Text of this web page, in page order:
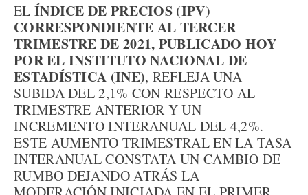
EL ÍNDICE DE PRECIOS (IPV)
CORRESPONDIENTE AL TERCER
TRIMESTRE DE 2021, PUBLICADO HOY
POR EL INSTITUTO NACIONAL DE
ESTADÍSTICA (INE), REFLEJA UNA
SUBIDA DEL 2,1% CON RESPECTO AL
TRIMESTRE ANTERIOR Y UN
INCREMENTO INTERANUAL DEL 4,2%.
ESTE AUMENTO TRIMESTRAL EN LA TASA
INTERANUAL CONSTATA UN CAMBIO DE
RUMBO DEJANDO ATRÁS LA